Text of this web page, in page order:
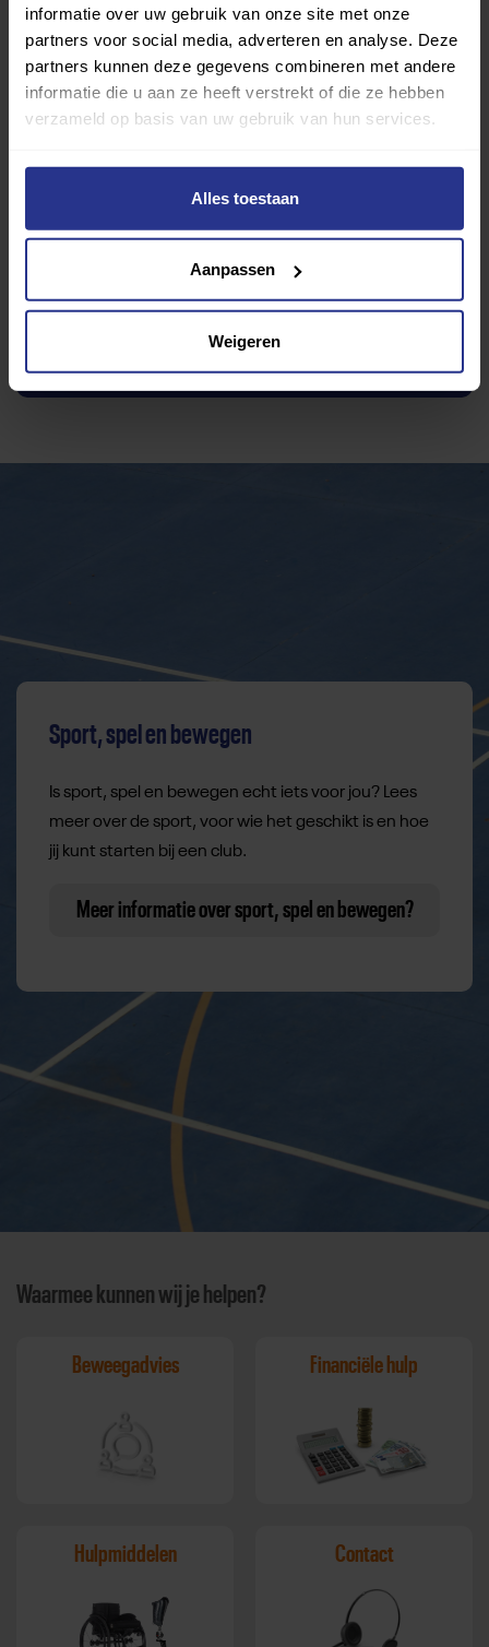
informatie over uw gebruik van onze site met onze
partners voor social media, adverteren en analyse. Deze
partners kunnen deze gegevens combineren met andere
informatie die u aan ze heeft verstrekt of die ze hebben
verzameld op basis van uw gebruik van hun services.
Alles toestaan
Aanpassen
Weigeren
Toevoegen als favoriet Delen
Wijziging voorstellen voor deze club? Klik hier
Ik wil graag een proefles
Ik wil graag meer informatie
Sport, spel en bewegen
Is sport, spel en bewegen echt iets voor jou? Lees
meer over de sport, voor wie het geschikt is en hoe
jij kunt starten bij een club.
Meer informatie over sport, spel en bewegen?
Waarmee kunnen wij je helpen?
Beweegadvies Financiële hulp
Hulpmiddelen Contact